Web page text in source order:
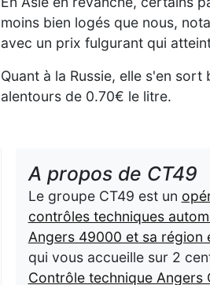
moins bien logés que nous,
avec un prix fulgurant qui
Quant à la Russie, elle s'en sort
alentours de 0.70€ le litre.
A propos de CT49
Le groupe CT49 est un
contrôles techniques
Angers 49000 et sa région
qui vous accueille sur 2
Contrôle technique Angers